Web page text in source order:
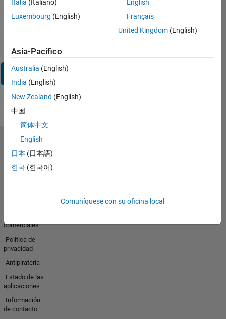
contraseña?
Iniciar
sesión
Italia (Italiano)
Luxembourg (English)
English
Français
United Kingdom(English)
Asia-Pacífico
Australia (English)
India (English)
New Zealand (English)
中国
简体中文
English
日本 (日本語)
한국 (한국어)
Comuníquese con su oficina local
Seleccione un país/idioma
América
Latina
confianza
comerciales
Política de
privacidad
Antipiratería
Estado de las
aplicaciones
Información
de contacto